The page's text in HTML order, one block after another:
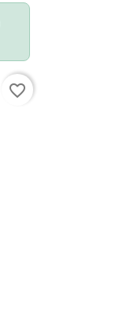
favorite_border